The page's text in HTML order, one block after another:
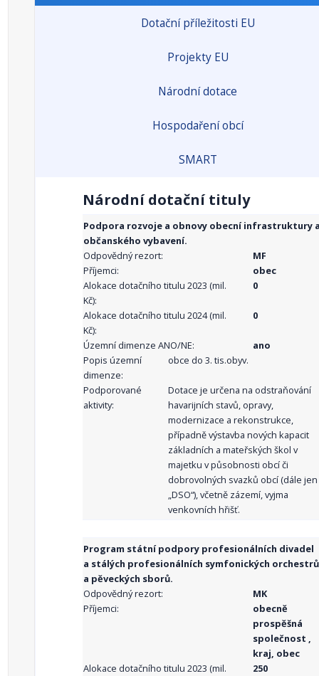
Dotační příležitosti EU
Projekty EU
Národní dotace
Hospodaření obcí
SMART
Národní dotační tituly
Podpora rozvoje a obnovy obecní infrastruktury
občanského vybavení.
Odpovědný rezort:
MF
Příjemci:
obec
Alokace dotačního titulu 2023 (mil.
Kč):
0
Alokace dotačního titulu 2024 (mil.
Kč):
0
Územní dimenze ANO/NE:
ano
Popis územní
dimenze:
obce do 3. tis.obyv.
Podporované
aktivity:
Dotace je určena na odstraňování
havarijních stavů, opravy,
modernizace a rekonstrukce,
případně výstavba nových kapacit
základních a mateřských škol v
majetku v působnosti obcí či
dobrovolných svazků obcí (dále jen
„DSO“), včetně zázemí, vyjma
venkovních hřišť.
Program státní podpory profesionálních divadel
a stálých profesionálních symfonických orchestrů
a pěveckých sborů.
Odpovědný rezort:
MK
Příjemci:
obecně
prospěšná
společnost ,
kraj, obec
Alokace dotačního titulu 2023 (mil.
250